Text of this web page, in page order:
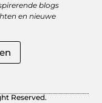
blogs
en nieuwe
Reserved.